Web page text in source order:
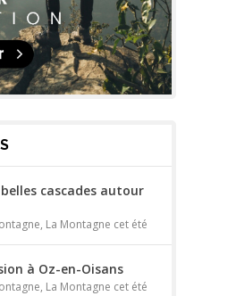
cascades autour
, La Montagne cet été
à Oz-en-Oisans
, La Montagne cet été